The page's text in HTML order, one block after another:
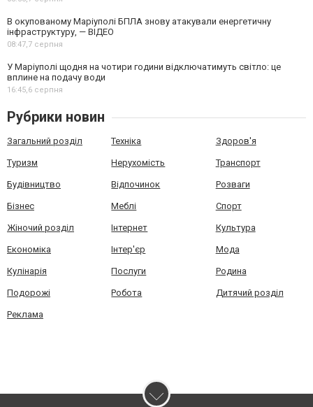
В окупованому Маріуполі БПЛА знову атакували енергетичну
інфраструктуру, — ВІДЕО
08:47,7 серпня
У Маріуполі щодня на чотири години відключатимуть світло: це
вплине на подачу води
16:45,6 серпня
Рубрики новин
Загальний розділ Техніка Здоров'я
Туризм Нерухомість Транспорт
Будівництво Відпочинок Розваги
Бізнес Меблі Спорт
Жіночий розділ Інтернет Культура
Економіка Інтер'єр Мода
Кулінарія Послуги Родина
Подорожі Робота Дитячий розділ
Реклама